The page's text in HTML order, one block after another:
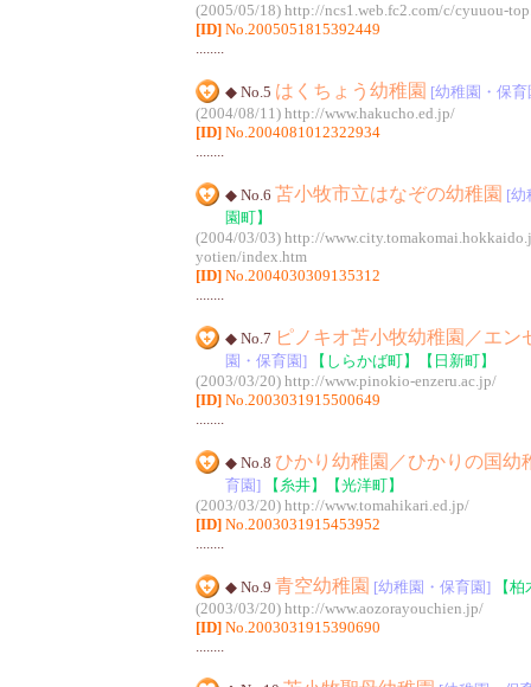
(2005/05/18) http://ncs1.web.fc2.com/c/cyuuou-
[ID] No.2005051815392449
........
◆ No.5 はくちょう幼稚園 [幼稚園・保育
(2004/08/11) http://www.hakucho.ed.jp/
[ID] No.2004081012322934
........
◆ No.6 苫小牧市立はなぞの幼稚園 [幼
園町】
(2004/03/03) http://
yotien/index.htm
[ID] No.2004030309135312
........
◆ No.7 ピノキオ苫小牧幼稚園／エン
園・保育園] 【しらかば町】
【日新町】
(2003/03/20) http://www.pinokio-enzeru.ac.jp/
[ID] No.2003031915500649
........
◆ No.8 ひかり幼稚園／ひかりの国幼
育園] 【糸井】
【光洋町】
(2003/03/20) http://www.tomahikari.ed.jp/
[ID] No.2003031915453952
........
◆ No.9 青空幼稚園 [幼稚園・保育園]
【
(2003/03/20) http://www.aozorayouchien.jp/
[ID] No.2003031915390690
........